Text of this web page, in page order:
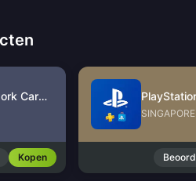
PlayStation Network Card (US)
Kopen
SINGAPORE